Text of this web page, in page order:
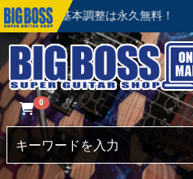
本調整は永久無料！ 【セ
0